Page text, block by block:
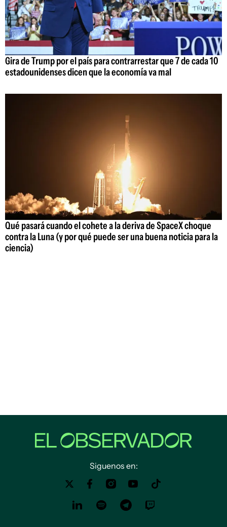
Gira de Trump por el país para contrarrestar que 7 de cada 10
estadounidenses dicen que la economía va mal
Qué pasará cuando el cohete a la deriva de SpaceX choque
contra la Luna (y por qué puede ser una buena noticia para la
ciencia)
Siguenos en: